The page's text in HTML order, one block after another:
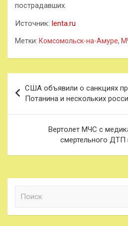
пострадавших.
Источник: lenta.ru
Метки: Комсомольск-на-Амуре,
по
записям
США объявили о санкциях
Потанина и нескольких
Вертолет МЧС с
смертельного ДТП